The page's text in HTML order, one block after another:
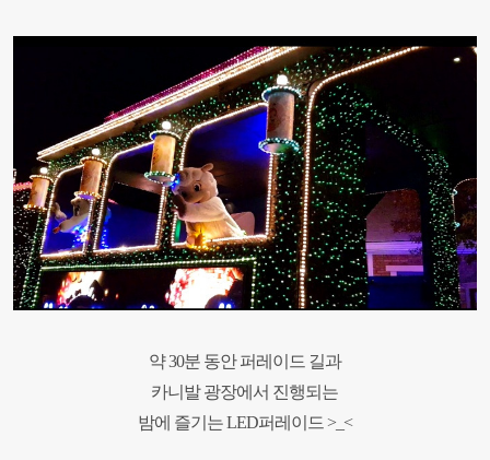
약 30분 동안 퍼레이드 길과
카니발 광장에서 진행되는
밤에 즐기는 LED퍼레이드 >_<